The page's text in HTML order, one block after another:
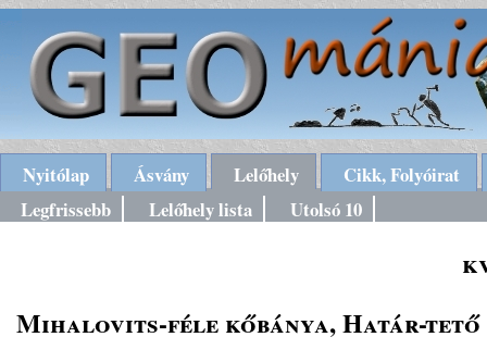
Nyitólap Ásvány Lelőhely
Cikk, Folyóirat
Legfrissebb
Lelőhely lista Utolsó 10
Mihalovits-féle kőbánya, Határ-tető